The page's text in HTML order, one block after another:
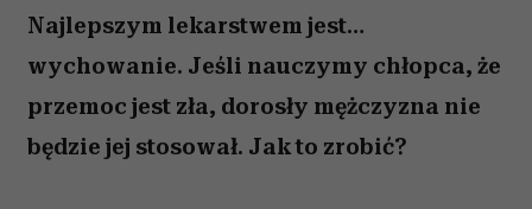
Najlepszym lekarstwem jest…
wychowanie. Jeśli nauczymy chłopca, że
przemoc jest zła, dorosły mężczyzna nie
będzie jej stosował. Jak to zrobić?